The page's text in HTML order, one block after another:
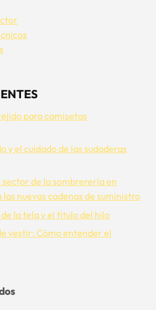
para camisetas
y el cuidado de las sudaderas
de la sombrerería en
las nuevas cadenas de suministro
la tela y el título del hilo
vestir: Cómo entender el